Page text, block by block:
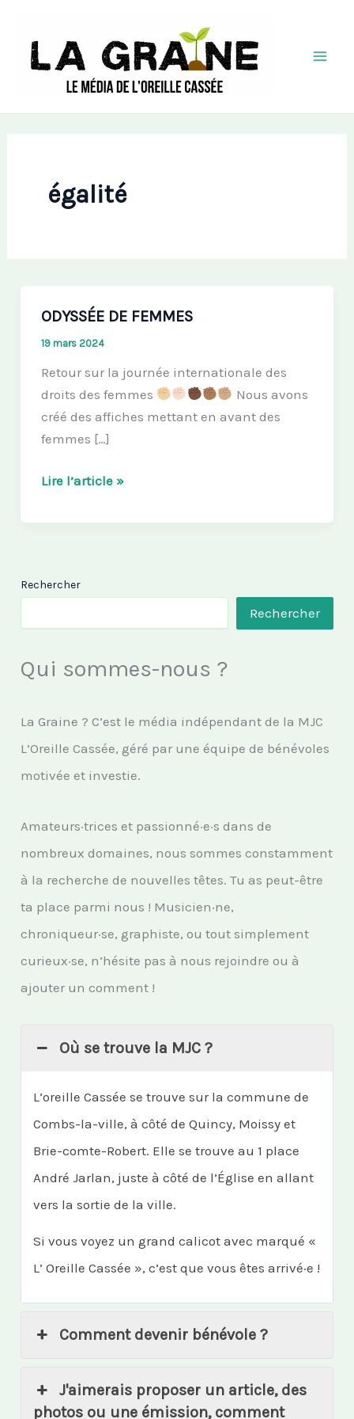
contenu
égalité
ODYSSÉE DE FEMMES
19 mars 2024
Retour sur la journée internationale des
droits des femmes
Nous avons
créé des affiches mettant en avant des
femmes […]
ODYSSÉE
FEMMES
Lire l’article »
Rechercher
Rechercher
Qui sommes-nous ?
La Graine ? C’est le média indépendant de la MJC
L’Oreille Cassée, géré par une équipe de bénévoles
motivée et investie.
Amateurs·trices et passionné·e·s dans de
nombreux domaines, nous sommes constamment
à la recherche de nouvelles têtes. Tu as peut-être
ta place parmi nous ! Musicien·ne,
chroniqueur·se, graphiste, ou tout simplement
curieux·se, n’hésite pas à nous rejoindre ou à
ajouter un comment !
Où se trouve la MJC ?
L’oreille Cassée se trouve sur la commune de
Combs-la-ville, à côté de Quincy, Moissy et
Brie-comte-Robert. Elle se trouve au 1 place
André Jarlan, juste à côté de l’Église en allant
vers la sortie de la ville.
Si vous voyez un grand calicot avec marqué «
L’ Oreille Cassée », c’est que vous êtes arrivé·e !
Comment devenir bénévole ?
J'aimerais proposer un article, des
photos ou une émission, comment